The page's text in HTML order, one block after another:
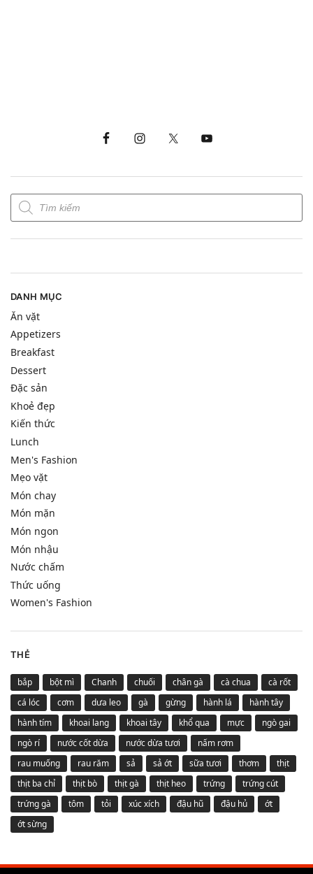
DANH MỤC
Ăn vặt
Appetizers
Breakfast
Dessert
Đặc sản
Khoẻ đẹp
Kiến thức
Lunch
Men's Fashion
Mẹo vặt
Món chay
Món mặn
Món ngon
Món nhậu
Nước chấm
Thức uống
Women's Fashion
THẺ
bắp bột mì Chanh chuối chân gà cà chua
cà rốt
cá lóc
cơm dưa leo gà gừng hành lá
hành tây
hành tím
khoai lang khoai tây khổ qua mực
ngò gai
ngò rí
nước cốt dừa nước dừa tươi
nấm rơm
rau muống
rau răm sả sả ớt sữa tươi thơm
thịt
thịt ba chỉ
thịt bò thịt gà thịt heo trứng
trứng cút
trứng gà
tôm tỏi xúc xích đậu hũ đậu hủ
ớt
ớt sừng